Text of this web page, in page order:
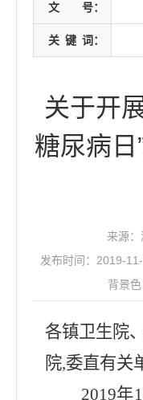
文 号：
关 键 词：
关于开
糖尿病日
来源
发布时间：2019-
背景色
各镇卫生院、
院,委直有关
2019年